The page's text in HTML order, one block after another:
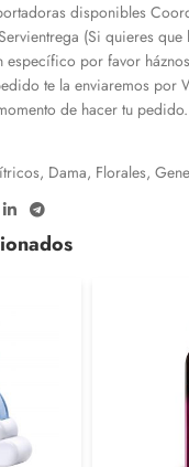
disponibles
(Si quieres
específico por favor
te la enviaremos por
de hacer tu pedido.
, Dama, Florales,